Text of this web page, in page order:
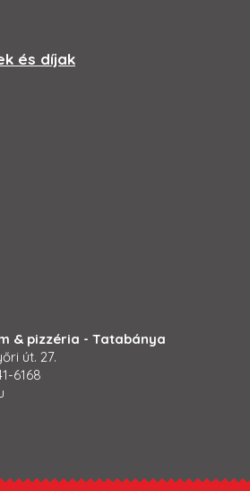
és díjak
& pizzéria - Tatabánya
út. 27.
6168